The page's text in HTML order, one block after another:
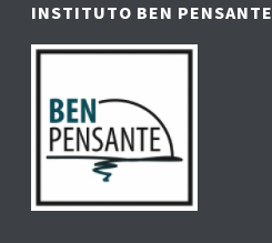
INSTITUTO BEN PENSANTE